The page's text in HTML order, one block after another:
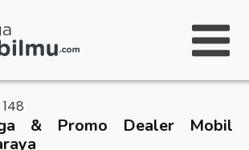
148
& Promo Dealer Mobil